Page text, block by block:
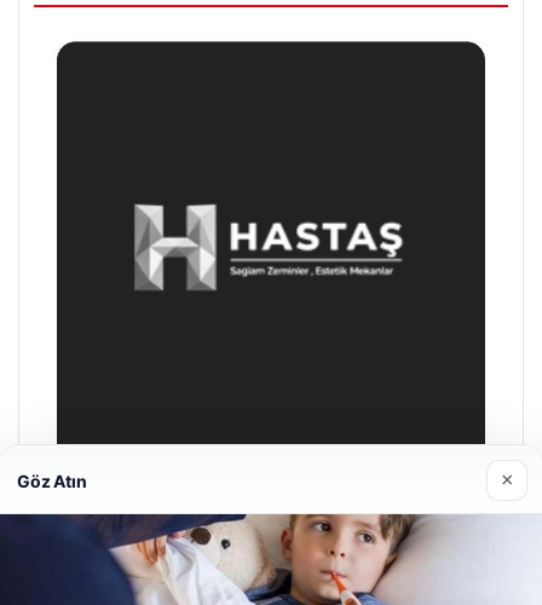
Enes Kaplan Avukatlık Bürosu
Nisan 28, 2026
Göz Atın ×